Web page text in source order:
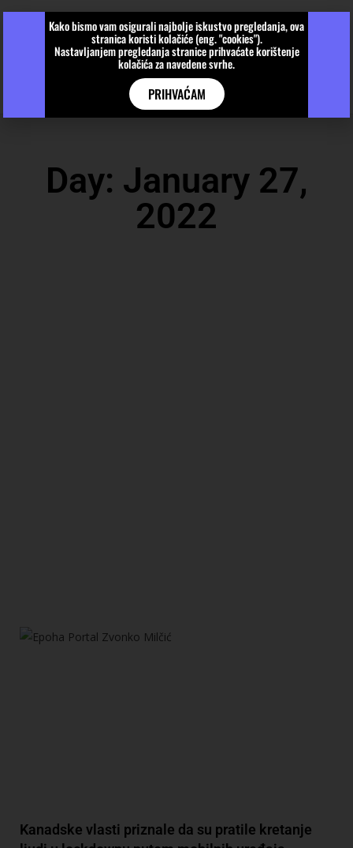
Day: January 27,
2022
Kanadske vlasti priznale da su pratile kretanje
Kako bismo vam osigurali najbolje iskustvo pregledanja, ova
stranica koristi kolačiće (eng. "cookies").
Nastavljanjem pregledanja stranice prihvaćate korištenje
kolačića za navedene svrhe.
PRIHVAĆAM